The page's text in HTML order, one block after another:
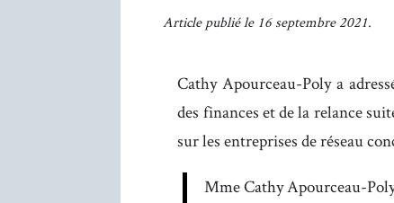
Article publié le 16 septembre 2021.
Cathy Apourceau-Poly a
des finances et de la relance
sur les entreprises de réseau
Mme Cathy Apourceau-